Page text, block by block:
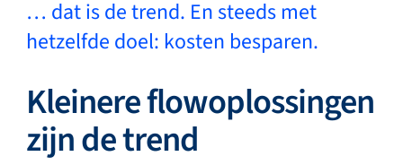
Producten
Markets
… dat is de trend. En steeds met
hetzelfde doel: kosten besparen.
Kleinere flowoplossingen
zijn de trend